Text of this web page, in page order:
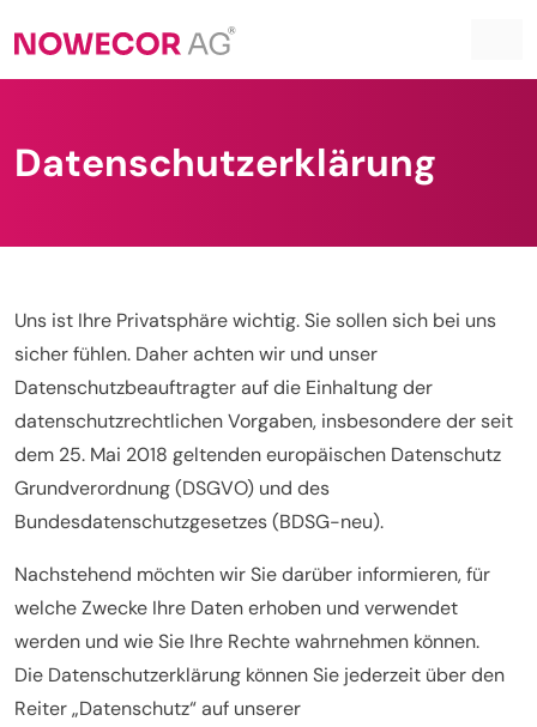
Datenschutzerklärung
Uns ist Ihre Privatsphäre wichtig. Sie sollen sich bei uns
sicher fühlen. Daher achten wir und unser
Datenschutzbeauftragter auf die Einhaltung der
datenschutzrechtlichen Vorgaben, insbesondere der seit
dem 25. Mai 2018 geltenden europäischen Datenschutz
Grundverordnung (DSGVO) und des
Bundesdatenschutzgesetzes (BDSG-neu).
Nachstehend möchten wir Sie darüber informieren, für
welche Zwecke Ihre Daten erhoben und verwendet
werden und wie Sie Ihre Rechte wahrnehmen können.
Die Datenschutzerklärung können Sie jederzeit über den
Reiter „Datenschutz“ auf unserer